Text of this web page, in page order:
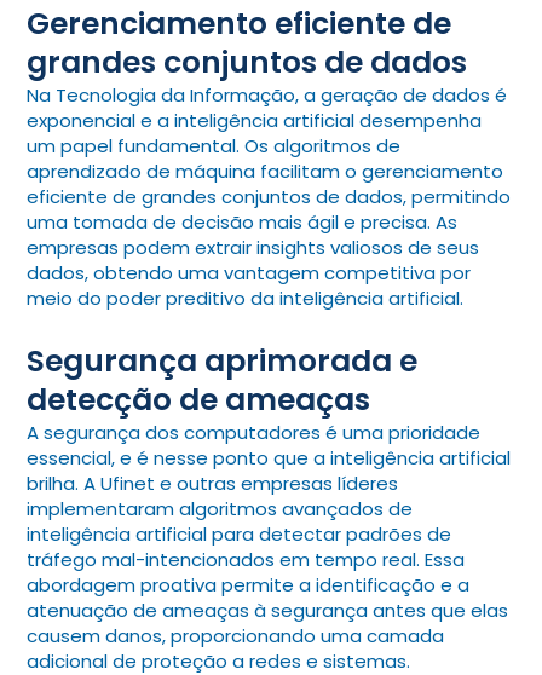
Gerenciamento eficiente de
grandes conjuntos de dados
Na Tecnologia da Informação, a geração de dados é
exponencial e a inteligência artificial desempenha
um papel fundamental. Os algoritmos de
aprendizado de máquina facilitam o gerenciamento
eficiente de grandes conjuntos de dados, permitindo
uma tomada de decisão mais ágil e precisa. As
empresas podem extrair insights valiosos de seus
dados, obtendo uma vantagem competitiva por
meio do poder preditivo da inteligência artificial.
Segurança aprimorada e
detecção de ameaças
A segurança dos computadores é uma prioridade
essencial, e é nesse ponto que a inteligência artificial
brilha. A Ufinet e outras empresas líderes
implementaram algoritmos avançados de
inteligência artificial para detectar padrões de
tráfego mal-intencionados em tempo real. Essa
abordagem proativa permite a identificação e a
atenuação de ameaças à segurança antes que elas
causem danos, proporcionando uma camada
adicional de proteção a redes e sistemas.